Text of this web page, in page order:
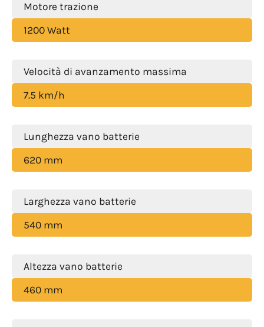
Motore trazione
1200 Watt
Velocità di avanzamento massima
7.5 km/h
Lunghezza vano batterie
620 mm
Larghezza vano batterie
540 mm
Altezza vano batterie
460 mm